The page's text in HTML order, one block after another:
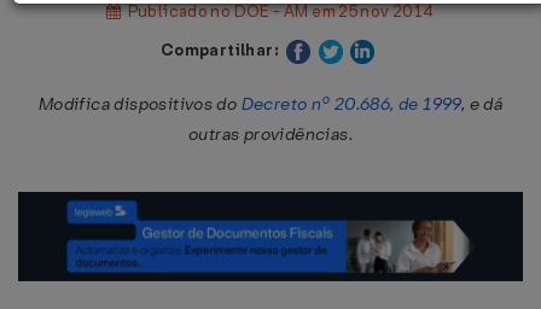
Publicado no DOE - AM em 25 nov 2014
Compartilhar:
Modifica dispositivos do Decreto nº 20.686, de 1999, e dá
outras providências.